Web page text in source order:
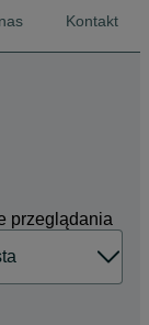
Kontakt
przeglądania